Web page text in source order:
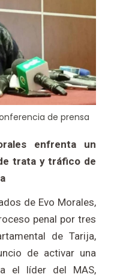
de prensa
enfrenta un
trata y tráfico de
de Evo Morales,
penal por tres
de Tarija,
de activar una
el líder del MAS,